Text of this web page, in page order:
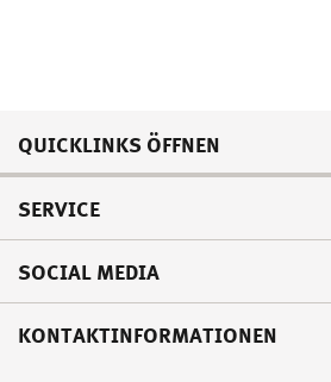
QUICKLINKS ÖFFNEN
SERVICE
SOCIAL MEDIA
KONTAKTINFORMATIONEN